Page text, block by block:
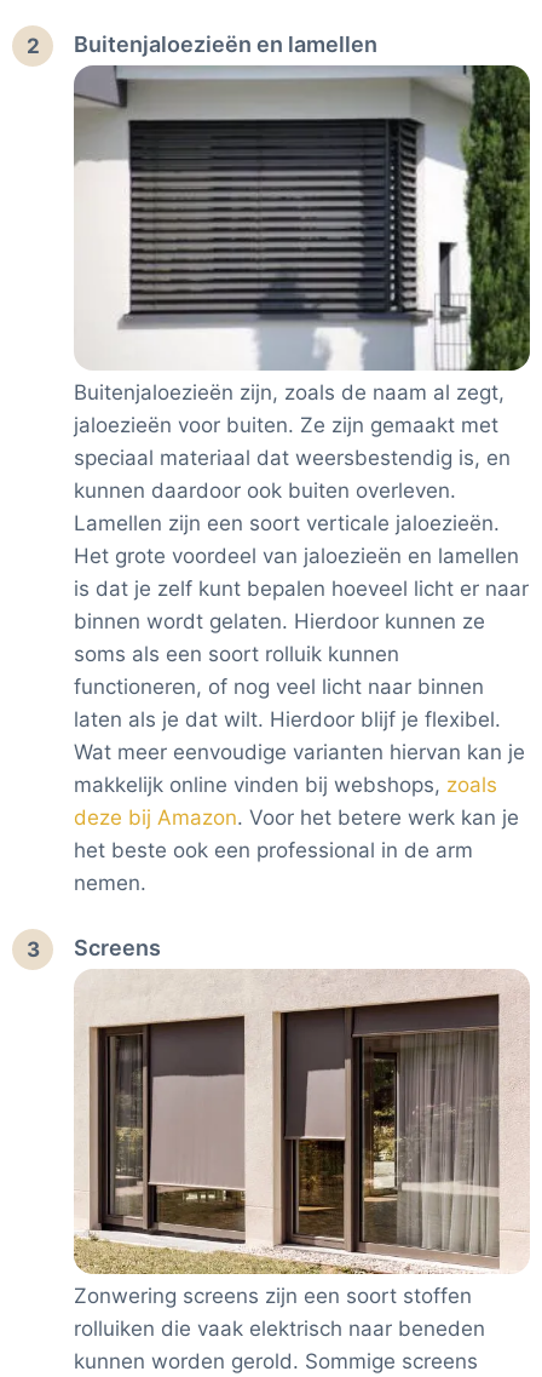
2 Buitenjaloezieën en lamellen
Buitenjaloezieën zijn, zoals de naam al zegt,
jaloezieën voor buiten. Ze zijn gemaakt met
speciaal materiaal dat weersbestendig is, en
kunnen daardoor ook buiten overleven.
Lamellen zijn een soort verticale jaloezieën.
Het grote voordeel van jaloezieën en lamellen
is dat je zelf kunt bepalen hoeveel licht er naar
binnen wordt gelaten. Hierdoor kunnen ze
soms als een soort rolluik kunnen
functioneren, of nog veel licht naar binnen
laten als je dat wilt. Hierdoor blijf je flexibel.
Wat meer eenvoudige varianten hiervan kan je
makkelijk online vinden bij webshops, zoals
deze bij Amazon. Voor het betere werk kan je
het beste ook een professional in de arm
nemen.
3 Screens
Zonwering screens zijn een soort stoffen
rolluiken die vaak elektrisch naar beneden
kunnen worden gerold. Sommige screens